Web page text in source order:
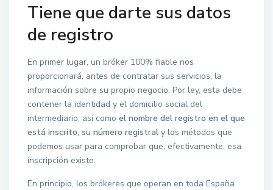
Tiene que darte sus datos
de registro
En primer lugar, un bróker 100% fiable nos
proporcionará, antes de contratar sus servicios, la
información sobre su propio negocio. Por ley, esta debe
contener la identidad y el domicilio social del
intermediario, así como el nombre del registro en el que
está inscrito, su número registral y los métodos que
podemos usar para comprobar que, efectivamente, esa
inscripción existe.
En principio, los brókeres que operan en toda España